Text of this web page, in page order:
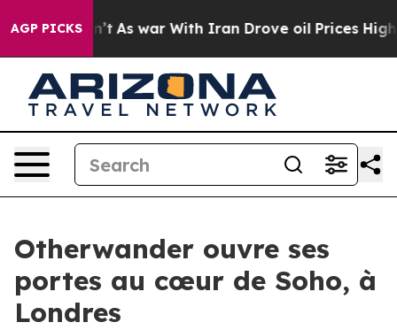
AGP PICKS
Didn’t As war With Iran Drove oil Prices Higher,
Otherwander ouvre ses
portes au cœur de Soho, à
Londres